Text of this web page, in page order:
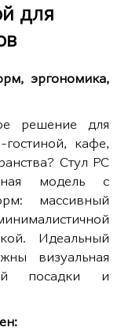
для
эргономика,
решение для
кафе,
Стул РС
модель с
массивный
Идеальный
визуальная
посадки и